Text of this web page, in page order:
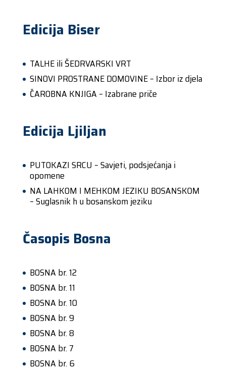
Edicija Biser
TALHE ili ŠEDRVARSKI VRT
SINOVI PROSTRANE DOMOVINE – Izbor iz djela
ČAROBNA KNJIGA – Izabrane priče
Edicija Ljiljan
PUTOKAZI SRCU – Savjeti, podsjećanja i
opomene
NA LAHKOM I MEHKOM JEZIKU BOSANSKOM
– Suglasnik h u bosanskom jeziku
Časopis Bosna
BOSNA br. 12
BOSNA br. 11
BOSNA br. 10
BOSNA br. 9
BOSNA br. 8
BOSNA br. 7
BOSNA br. 6